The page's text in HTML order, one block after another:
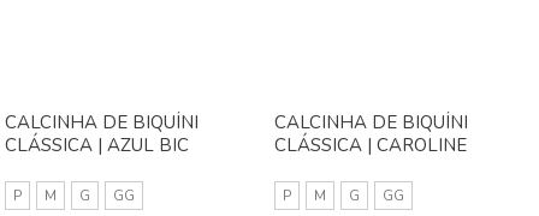
CALCINHA DE BIQUÍNI
CLÁSSICA | AZUL BIC
P M G GG
CALCINHA DE BIQUÍNI
CLÁSSICA | CAROLINE
P M G GG